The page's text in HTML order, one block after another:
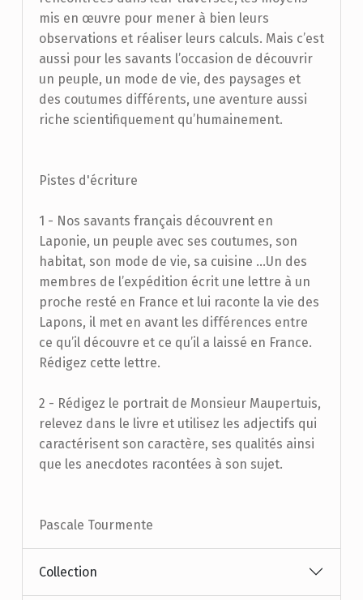
mis en œuvre pour mener à bien leurs
observations et réaliser leurs calculs. Mais c’est
aussi pour les savants l’occasion de découvrir
un peuple, un mode de vie, des paysages et
des coutumes différents, une aventure aussi
riche scientifiquement qu’humainement.
Pistes d'écriture
1 - Nos savants français découvrent en
Laponie, un peuple avec ses coutumes, son
habitat, son mode de vie, sa cuisine …Un des
membres de l’expédition écrit une lettre à un
proche resté en France et lui raconte la vie des
Lapons, il met en avant les différences entre
ce qu’il découvre et ce qu’il a laissé en France.
Rédigez cette lettre.
2 - Rédigez le portrait de Monsieur Maupertuis,
relevez dans le livre et utilisez les adjectifs qui
caractérisent son caractère, ses qualités ainsi
que les anecdotes racontées à son sujet.
Pascale Tourmente
Collection